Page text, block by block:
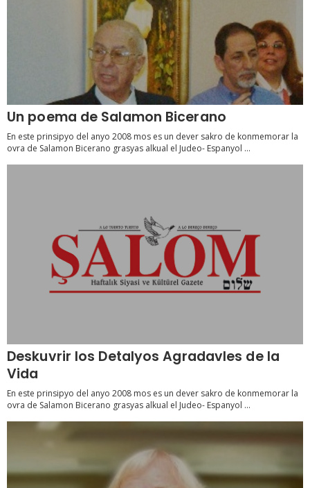
Un poema de Salamon Bicerano
En este prinsipyo del anyo 2008 mos es un dever sakro de konmemorar la
ovra de Salamon Bicerano grasyas alkual el Judeo- Espanyol ...
Deskuvrir los Detalyos Agradavles de la
Vida
En este prinsipyo del anyo 2008 mos es un dever sakro de konmemorar la
ovra de Salamon Bicerano grasyas alkual el Judeo- Espanyol ...